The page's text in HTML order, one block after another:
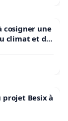
cosigner une
climat et de
Besix à